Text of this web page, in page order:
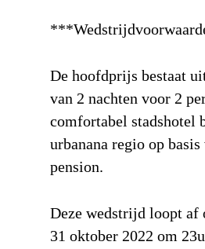
De hoofdprijs bestaat
van 2 nachten voor 2
comfortabel stadshotel
urbanana regio op
pension.
Deze wedstrijd loopt af
31 oktober 2022 om